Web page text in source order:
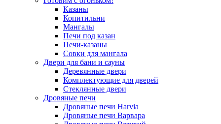
Казаны
Копитильни
Мангалы
Печи под казан
Печи-казаны
Совки для мангала
Двери для бани и сауны
Деревянные двери
Комплектующие для дверей
Стеклянные двери
Дровяные печи
Дровяные печи Harvia
Дровяные печи Варвара